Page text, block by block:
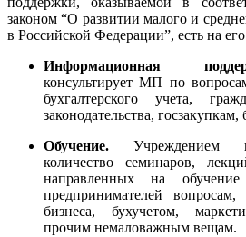
законом “О развитии малого и
в Российской Федерации”, есть на
Информационная
консультирует МП по
бухгалтерского учета,
законодательства,
Обучение. Учреждением
количество семинаров,
направленных на
предпринимателей
бизнеса, бухучетом,
прочим немаловажным вещам.